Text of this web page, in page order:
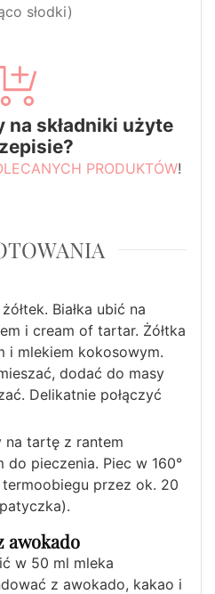
słodki)
na składniki użyte
PRODUKTÓW!
Białka ubić na
i cream of tartar. Żółtka
i mlekiem kokosowym.
dodać do masy
Delikatnie połączyć
na tartę z rantem
do pieczenia. Piec w 160°
termoobiegu przez ok. 20
awokado
w 50 ml mleka
z awokado, kakao i